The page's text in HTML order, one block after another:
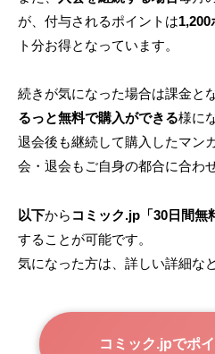
が、付与されるポイントは1,200
ト分お得となっています。
続きが気になった場合は課金と
るっと無料で購入ができる様に
退会後も継続して購入したマン
会・退会もご自身の都合に合わ
以下から コミック.jp「30日間無
することが可能です。
気になった方は、詳しい詳細な
コミック.jpでポ